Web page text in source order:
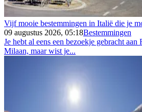
Vijf mooie bestemmingen in Italië die je
09 augustus 2026, 05:18Bestemmingen
Je hebt al eens een bezoekje gebracht aan
Milaan, maar wist je...